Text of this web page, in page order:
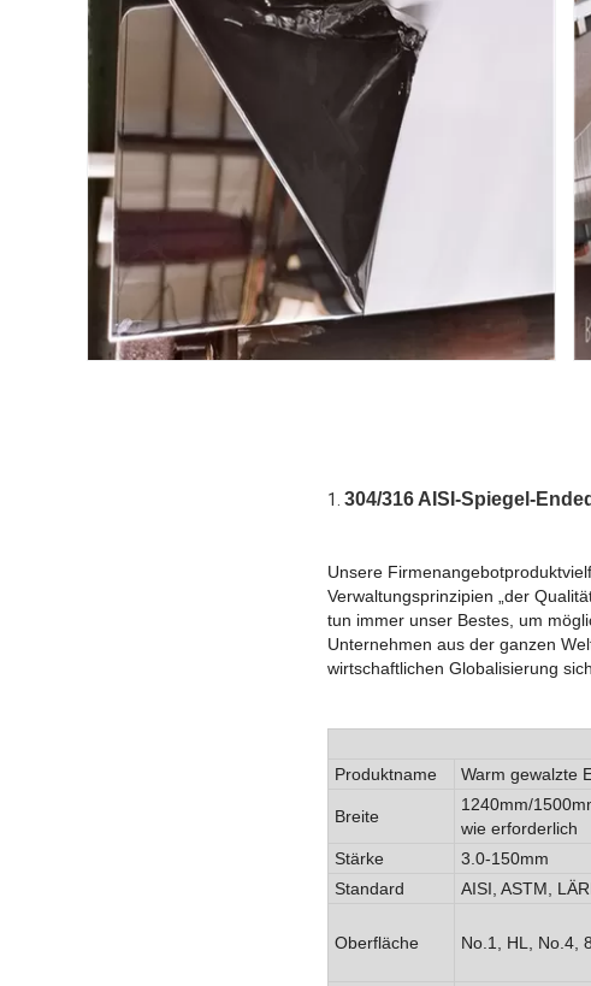
1. 304/316 AISI-Spiegel-
Unsere
Verwaltungsprinzipien „der
tun immer unser Bestes, um
Unternehmen aus der ganzen
wirtschaftlichen Globalisierung
Produktname
Warm gewalzte
Breite
1240mm/
wie erforderlich
Stärke
3.0-150mm
Standard
AISI, ASTM,
Oberfläche No.1, HL, No.4,